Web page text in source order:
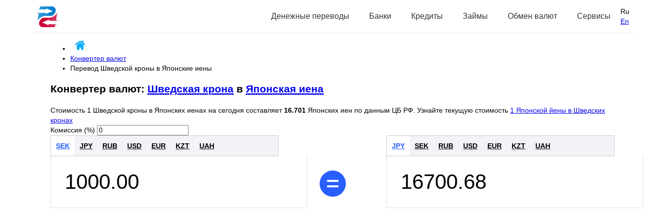
Денежные переводы Банки Кредиты Займы Обмен валют Сервисы
Ru
En
Конвертер валют
Перевод Шведской кроны в Японские иены
Конвертер валют: Шведская крона в Японская иена
Стоимость 1 Шведской кроны в Японских иенах на сегодня составляет 16.701 Японских иен по данным ЦБ РФ. Узнайте текущую стоимость 1 Японской йены в Шведских
кронах
Комиссия (%)
SEK
JPY RUB USD EUR KZT UAH JPY SEK RUB USD EUR KZT UAH